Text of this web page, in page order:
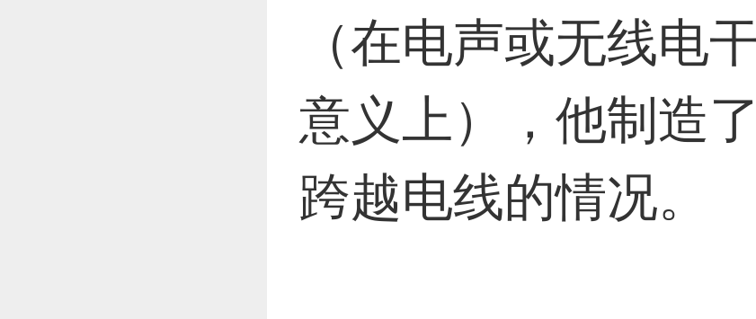
（在电声或无线电
意义上），他制造
跨越电线的情况。